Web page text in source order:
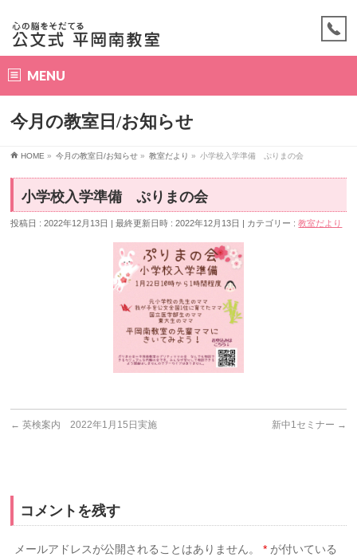
MENU
今月の教室日/お知らせ
HOME » 今月の教室日/お知らせ » 教室だより » 小学校入学準備 ぷりまの会
小学校入学準備 ぷりまの会
投稿日 : 2022年12月13日 最終更新日時 : 2022年12月13日 カテゴリー :教室だより
← 英検案内 2022年1月15日実施 新中1セミナー →
コメントを残す
メールアドレスが公開されることはありません。 * が付いている